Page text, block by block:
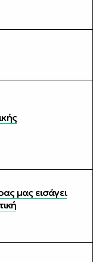
μας εισάγει